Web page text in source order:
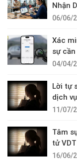
Nhận
06/06/
Xác
sự
04/04/
Lời tự
dịch
11/07/
Tâm
tử VDT
16/06/